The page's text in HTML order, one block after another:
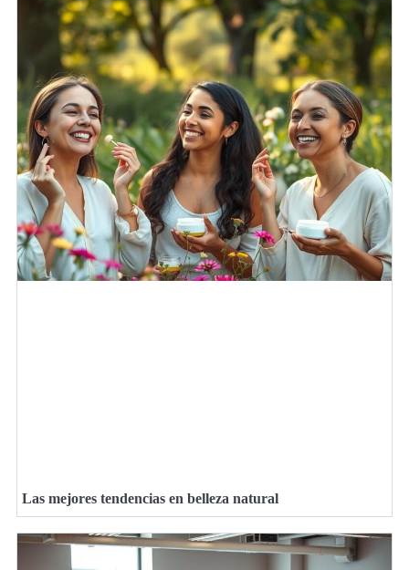
Las mejores tendencias en belleza natural